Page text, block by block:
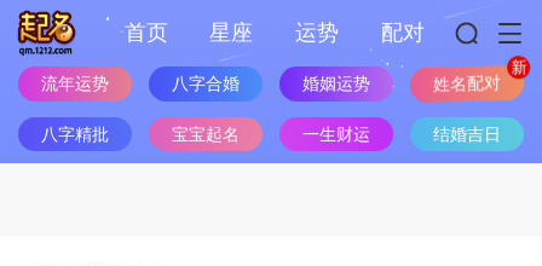
首页 星座 运势 配对
流年运势 八字合婚 婚姻运势 姓名配对
八字精批 宝宝起名 一生财运 结婚吉日